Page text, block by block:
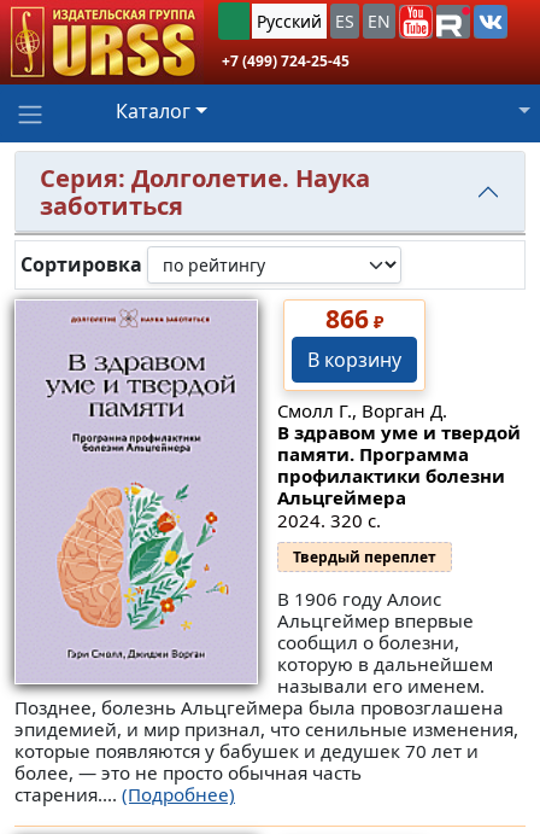
Русский ES EN
+7 (499) 724-25-45
Каталог
Серия: Долголетие. Наука
заботиться
Сортировка
866₽
В корзину
Смолл Г., Ворган Д.
В здравом уме и твердой
памяти. Программа
профилактики болезни
Альцгеймера
2024. 320 с.
Твердый переплет
В 1906 году Алоис
Альцгеймер впервые
сообщил о болезни,
которую в дальнейшем
называли его именем.
Позднее, болезнь Альцгеймера была провозглашена
эпидемией, и мир признал, что сенильные изменения,
которые появляются у бабушек и дедушек 70 лет и
более, — это не просто обычная часть
старения.... (Подробнее)